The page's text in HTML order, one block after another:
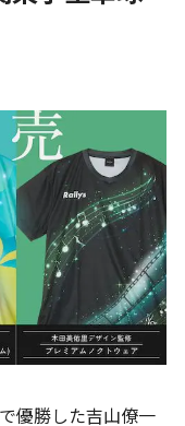
優勝した吉山僚一